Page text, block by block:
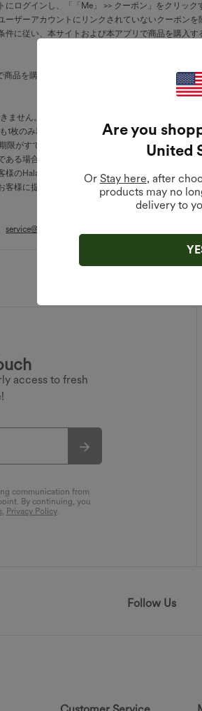
にログインし、「「Me」 >> クーポン」をクリッ
ーザーアカウントにリンクされていないクーポンを
に従い、本サイトおよび本アプリで商品を購入
品を購入する注文を行う際に、有効なクーポン
ません。
1枚のみ利用することができ、クーポンを「積み
限がすでに切れている場合、(ii) そのクーポンが
る場合（この場合、クーポンは使用されたもの
のHalara・ユーザー・アカウントに返却されます。
客様に提示される追加的な条件および制約の対象と
service@thehalara.jp
access to fresh
communication from
By continuing, you
, Privacy Policy.
Follow Us
Are you
United
Or Stay here, after
products may no
delivery to